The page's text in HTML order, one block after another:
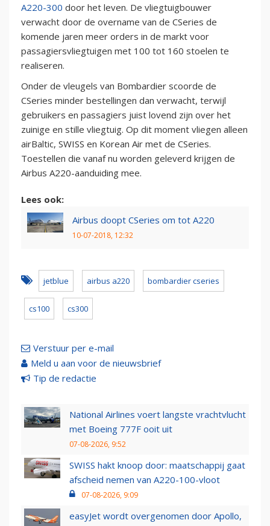
A220-300 door het leven. De vliegtuigbouwer
verwacht door de overname van de CSeries de
komende jaren meer orders in de markt voor
passagiersvliegtuigen met 100 tot 160 stoelen te
realiseren.
Onder de vleugels van Bombardier scoorde de
CSeries minder bestellingen dan verwacht, terwijl
gebruikers en passagiers juist lovend zijn over het
zuinige en stille vliegtuig. Op dit moment vliegen alleen
airBaltic, SWISS en Korean Air met de CSeries.
Toestellen die vanaf nu worden geleverd krijgen de
Airbus A220-aanduiding mee.
Lees ook:
Airbus doopt CSeries om tot A220
10-07-2018, 12:32
jetblue airbus a220 bombardier cseries
cs100 cs300
Verstuur per e-mail
Meld u aan voor de nieuwsbrief
Tip de redactie
National Airlines voert langste vrachtvlucht
met Boeing 777F ooit uit
07-08-2026, 9:52
SWISS hakt knoop door: maatschappij gaat
afscheid nemen van A220-100-vloot
07-08-2026, 9:09
easyJet wordt overgenomen door Apollo,